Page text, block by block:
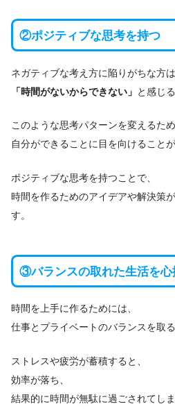
②ポジティブな思考を持つ
ネガティブな考え方に陥りがちな方は
「時間がないからできない」 と感じ
このような思考パターンを変えるため
自分ができることに目を向けることが
ポジティブな思考を持つことで、
時間を作るためのアイデアや解決策
す。
③バランスの取れた生活を心
時間を上手に作るためには、
仕事とプライベートのバランスを取
ストレスや疲労が蓄積すると、
効率が落ち、
結果的に時間が無駄に過ごされてしま